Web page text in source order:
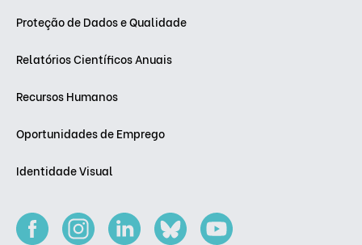
Proteção de Dados e Qualidade
Relatórios Científicos Anuais
Recursos Humanos
Oportunidades de Emprego
Identidade Visual